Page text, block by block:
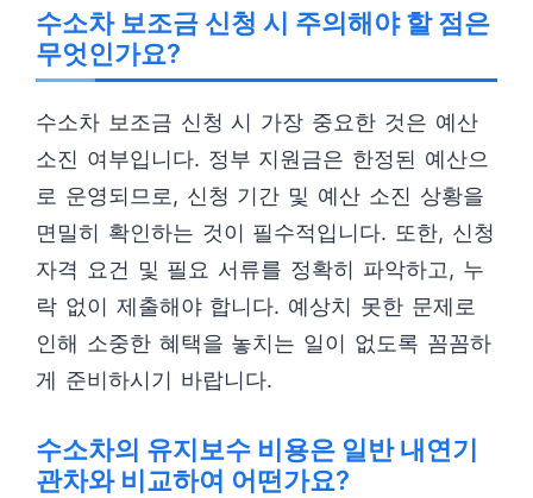
수소차 보조금 신청 시 주의해야 할 점은
무엇인가요?
수소차 보조금 신청 시 가장 중요한 것은 예산
소진 여부입니다. 정부 지원금은 한정된 예산으
로 운영되므로, 신청 기간 및 예산 소진 상황을
면밀히 확인하는 것이 필수적입니다. 또한, 신청
자격 요건 및 필요 서류를 정확히 파악하고, 누
락 없이 제출해야 합니다. 예상치 못한 문제로
인해 소중한 혜택을 놓치는 일이 없도록 꼼꼼하
게 준비하시기 바랍니다.
수소차의 유지보수 비용은 일반 내연기
관차와 비교하여 어떤가요?